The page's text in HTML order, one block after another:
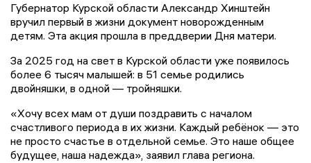
Губернатор Курской области Александр Хинштейн
вручил первый в жизни документ новорожденным
детям. Эта акция прошла в преддверии Дня матери.
За 2025 год на свет в Курской области уже появилось
более 6 тысяч малышей: в 51 семье родились
двойняшки, в одной — тройняшки.
«Хочу всех мам от души поздравить с началом
счастливого периода в их жизни. Каждый ребёнок — это
не просто счастье в отдельной семье. Это наше общее
будущее, наша надежда», заявил глава региона.